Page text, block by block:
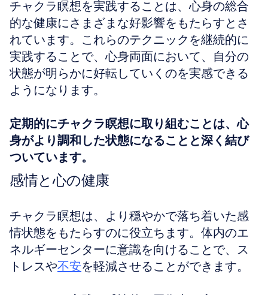
チャクラ瞑想を実践することは、心身の総合
的な健康にさまざまな好影響をもたらすとさ
れています。これらのテクニックを継続的に
実践することで、心身両面において、自分の
状態が明らかに好転していくのを実感できる
ようになります。
定期的にチャクラ瞑想に取り組むことは、心
身がより調和した状態になることと深く結び
ついています。
感情と心の健康
チャクラ瞑想は、より穏やかで落ち着いた感
情状態をもたらすのに役立ちます。体内のエ
ネルギーセンターに意識を向けることで、ス
トレスや不安を軽減させることができます。